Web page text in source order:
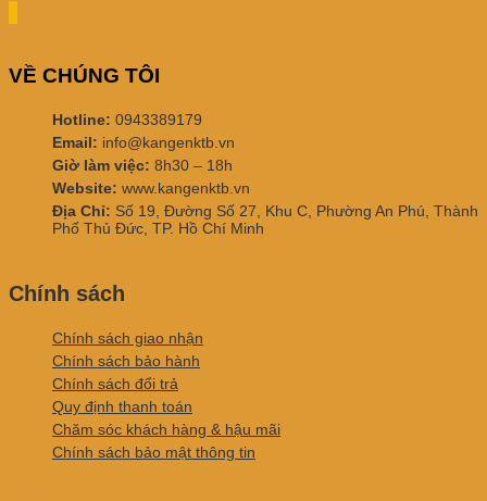
VỀ CHÚNG TÔI
Hotline: 0943389179
Email: info@kangenktb.vn
Giờ làm việc: 8h30 – 18h
Website: www.kangenktb.vn
Địa Chỉ: Số 19, Đường Số 27, Khu C, Phường An Phú, Thành
Phố Thủ Đức, TP. Hồ Chí Minh
Chính sách
Chính sách giao nhận
Chính sách bảo hành
Chính sách đổi trả
Quy định thanh toán
Chăm sóc khách hàng & hậu mãi
Chính sách bảo mật thông tin